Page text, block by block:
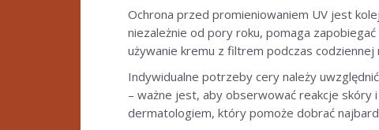
Ochrona przed promieniowaniem UV jest
niezależnie od pory roku, pomaga
używanie kremu z filtrem podczas
Indywidualne potrzeby cery należy
– ważne jest, aby obserwować reakcje skóry
dermatologiem, który pomoże dobrać